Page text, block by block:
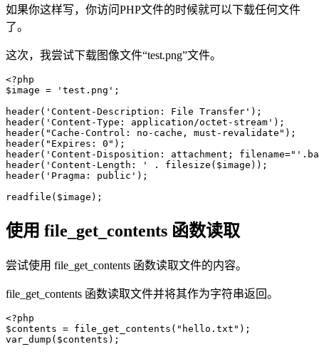
如果你这样写，你访问PHP文件的时候就可以下载任何文件
了。
这次，我尝试下载图像文件“test.png”文件。
<?php
$image = 'test.png';
header('Content-Description: File Transfer');
header('Content-Type: application/octet-stream');
header("Cache-Control: no-cache, must-revalidate");
header("Expires: 0");
header('Content-Disposition: attachment;
header('Content-Length: ' . filesize($image));
header('Pragma: public');
readfile($image);
使用 file_get_contents 函数读取
尝试使用 file_get_contents 函数读取文件的内容。
file_get_contents 函数读取文件并将其作为字符串返回。
<?php
$contents = file_get_contents("hello.txt");
var_dump($contents);